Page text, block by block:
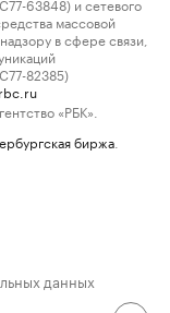
массовой
в сфере связи,
82385)
«РБК».
биржа
данных